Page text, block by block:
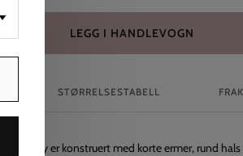
LEGG I HANDLEVOGN
STØRRELSESTABELL
body er konstruert med korte ermer, rund